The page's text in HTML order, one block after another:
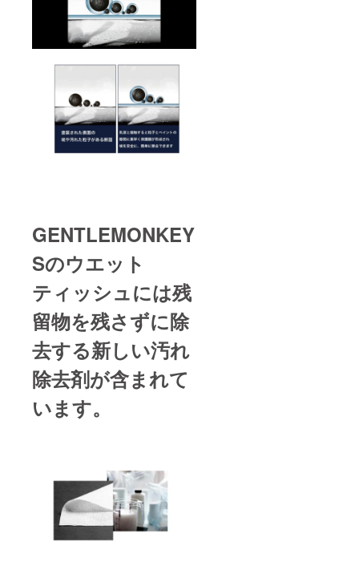
GENTLEMONKEY
Sのウエット
ティッシュには残
留物を残さずに除
去する新しい汚れ
除去剤が含まれて
います。